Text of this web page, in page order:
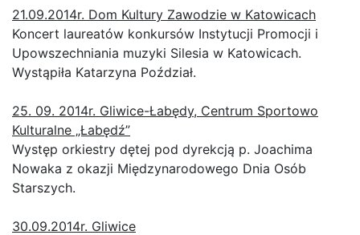
21.09.2014r. Dom Kultury Zawodzie w Katowicach
Koncert laureatów konkursów Instytucji Promocji i
Upowszechniania muzyki Silesia w Katowicach.
Wystąpiła Katarzyna Poździał.
25. 09. 2014r. Gliwice-Łabędy, Centrum Sportowo
Kulturalne „Łabędź”
Występ orkiestry dętej pod dyrekcją p. Joachima
Nowaka z okazji Międzynarodowego Dnia Osób
Starszych.
30.09.2014r. Gliwice